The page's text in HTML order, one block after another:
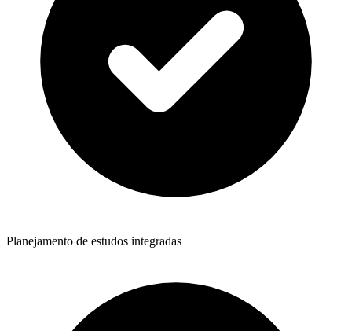
Planejamento de estudos integradas